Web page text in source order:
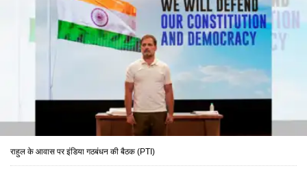
राहुल के आवास पर इंडिया गठबंधन की बैठक (PTI)